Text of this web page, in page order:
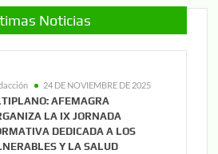
Noticias
24 DE NOVIEMBRE DE 2025
AFEMAGRA
LA IX JORNADA
DEDICADA A LOS
Y LA SALUD